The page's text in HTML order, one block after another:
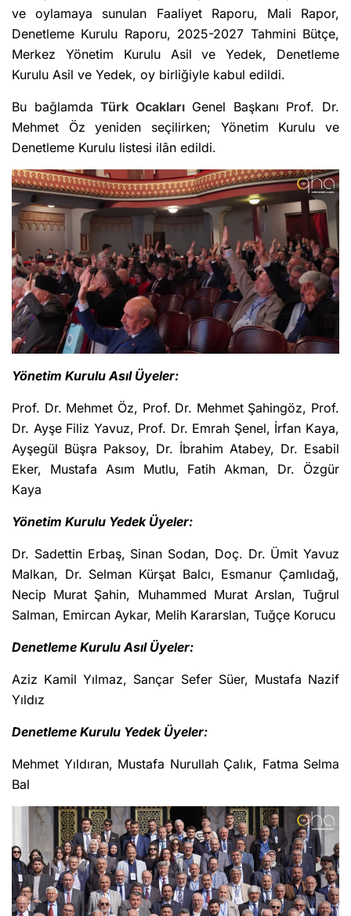
ve oylamaya sunulan Faaliyet Raporu, Mali Rapor,
Denetleme Kurulu Raporu, 2025-2027 Tahmini Bütçe,
Merkez Yönetim Kurulu Asil ve Yedek, Denetleme
Kurulu Asil ve Yedek, oy birliğiyle kabul edildi.
Bu bağlamdaTürk OcaklarıGenel Başkanı Prof. Dr.
Mehmet Öz yeniden seçilirken; Yönetim Kurulu ve
Denetleme Kurulu listesi ilân edildi.
Yönetim Kurulu Asıl Üyeler:
Prof. Dr. Mehmet Öz, Prof. Dr. Mehmet Şahingöz, Prof.
Dr. Ayşe Filiz Yavuz, Prof. Dr. Emrah Şenel, İrfan Kaya,
Ayşegül Büşra Paksoy, Dr. İbrahim Atabey, Dr. Esabil
Eker, Mustafa Asım Mutlu, Fatih Akman, Dr. Özgür
Kaya
Yönetim Kurulu Yedek Üyeler:
Dr. Sadettin Erbaş, Sinan Sodan, Doç. Dr. Ümit Yavuz
Malkan, Dr. Selman Kürşat Balcı, Esmanur Çamlıdağ,
Necip Murat Şahin, Muhammed Murat Arslan, Tuğrul
Salman, Emircan Aykar, Melih Kararslan, Tuğçe Korucu
Denetleme Kurulu Asıl Üyeler:
Aziz Kamil Yılmaz, Sançar Sefer Süer, Mustafa Nazif
Yıldız
Denetleme Kurulu Yedek Üyeler:
Mehmet Yıldıran, Mustafa Nurullah Çalık, Fatma Selma
Bal